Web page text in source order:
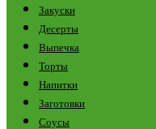
Закуски
Десерты
Выпечка
Торты
Напитки
Заготовки
Соусы